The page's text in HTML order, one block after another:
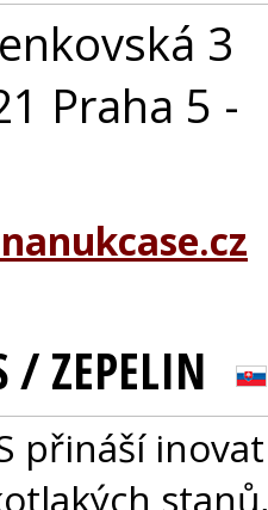
3
Praha 5 -
/ ZEPELIN
přináší